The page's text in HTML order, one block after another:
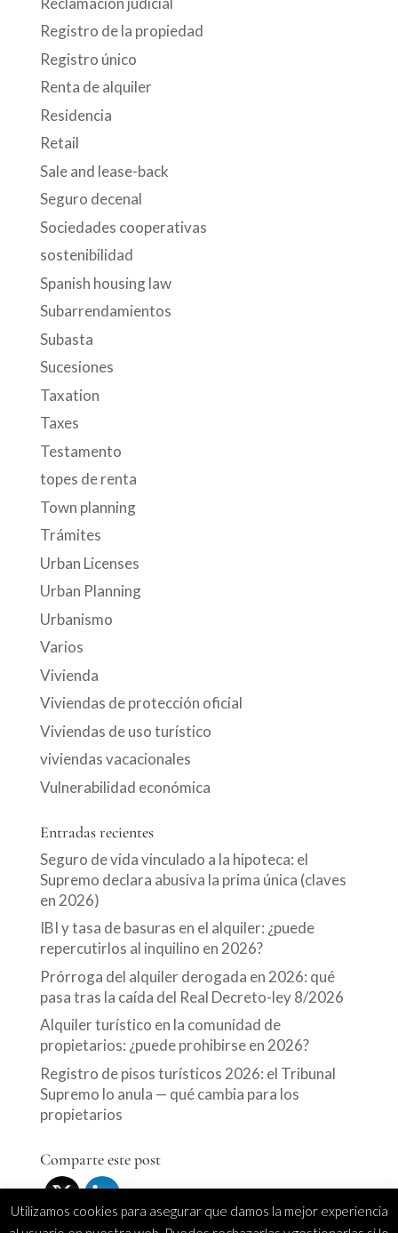
Registro de la propiedad
Registro único
Renta de alquiler
Residencia
Retail
Sale and lease-back
Seguro decenal
Sociedades cooperativas
sostenibilidad
Spanish housing law
Subarrendamientos
Subasta
Sucesiones
Taxation
Taxes
Testamento
topes de renta
Town planning
Trámites
Urban Licenses
Urban Planning
Urbanismo
Varios
Vivienda
Viviendas de protección oficial
Viviendas de uso turístico
viviendas vacacionales
Vulnerabilidad económica
Entradas recientes
Seguro de vida vinculado a la hipoteca: el
Supremo declara abusiva la prima única (claves
en 2026)
IBI y tasa de basuras en el alquiler: ¿puede
repercutirlos al inquilino en 2026?
Prórroga del alquiler derogada en 2026: qué
pasa tras la caída del Real Decreto-ley 8/2026
Alquiler turístico en la comunidad de
propietarios: ¿puede prohibirse en 2026?
Registro de pisos turísticos 2026: el Tribunal
Supremo lo anula — qué cambia para los
propietarios
Comparte este post
Utilizamos cookies para asegurar que damos la mejor experiencia